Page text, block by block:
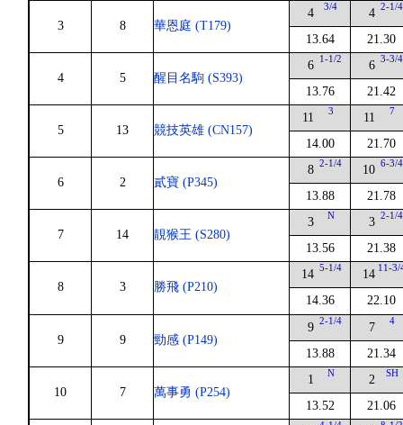
3 8 華恩庭 (T179)
4 3/4
13.64
4 2-1/4
21.30
4 5 醒目名駒 (S393)
6 1-1/2
13.76
6 3-3/4
21.42
5 13 競技英雄 (CN157)
11 3
14.00
11 7
21.70
6 2 貳寶 (P345)
8 2-1/4
13.88
10 6-3/4
21.78
7 14 靚猴王 (S280)
3 N
13.56
3 2-1/4
21.38
8 3 勝飛 (P210)
14 5-1/4
14.36
14 11-3/
22.10
9 9 勁感 (P149)
9 2-1/4
13.88
7 4
21.34
10 7 萬事勇 (P254)
1 N
13.52
2 SH
21.06